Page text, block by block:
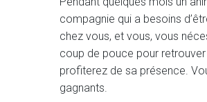
compagnie qui a besoins
chez vous, et vous, vous
coup de pouce pour
profiterez de sa présence.
gagnants.